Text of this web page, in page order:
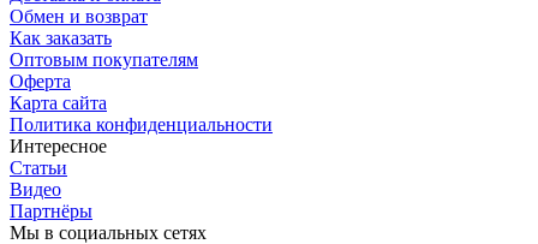
Обмен и возврат
Как заказать
Оптовым покупателям
Оферта
Карта сайта
Политика конфиденциальности
Интересное
Статьи
Видео
Партнёры
Мы в социальных сетях